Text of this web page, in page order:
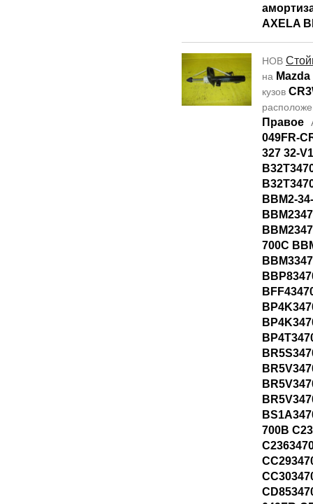
AXELA
НОВ
на
кузов
Правое
049FR-
327 32-
BBM2-
700C
700B